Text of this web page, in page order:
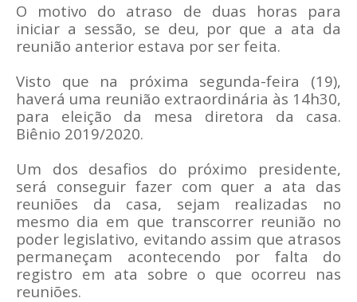
O motivo do atraso de duas horas para
iniciar a sessão, se deu, por que a ata da
reunião anterior estava por ser feita.
Visto que na próxima segunda-feira (19),
haverá uma reunião extraordinária às 14h30,
para eleição da mesa diretora da casa.
Biênio 2019/2020.
Um dos desafios do próximo presidente,
será conseguir fazer com quer a ata das
reuniões da casa, sejam realizadas no
mesmo dia em que transcorrer reunião no
poder legislativo, evitando assim que atrasos
permaneçam acontecendo por falta do
registro em ata sobre o que ocorreu nas
reuniões.